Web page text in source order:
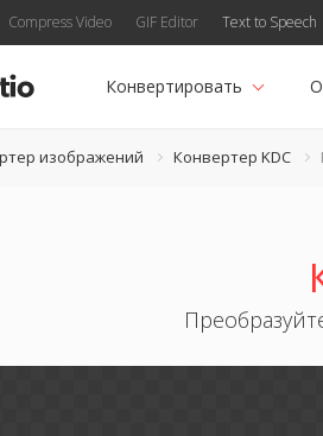
Compress Video GIF Editor Text to Speech
Конвертировать
изображений Конвертер KDC